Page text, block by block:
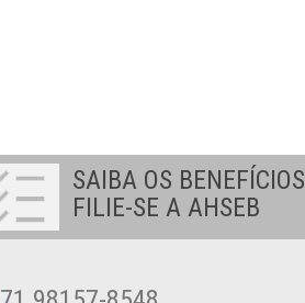
SAIBA OS BENEFÍCIOS
FILIE-SE A AHSEB